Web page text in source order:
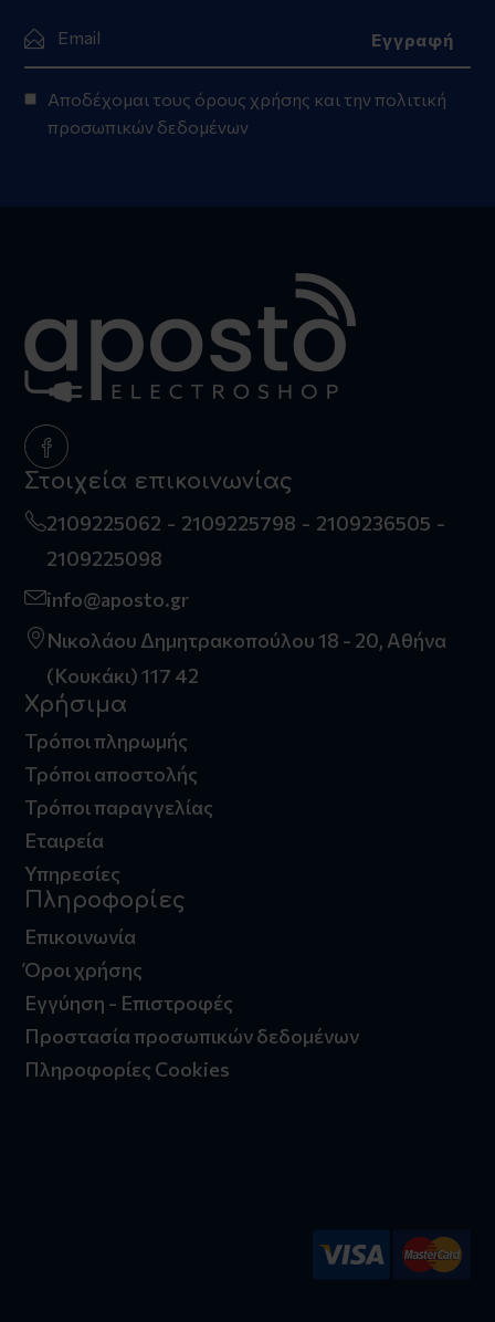
Αποδέχομαι τους όρους χρήσης και την πολιτική
προσωπικών δεδομένων
Στοιχεία επικοινωνίας
2109225062 2109225798
2109236505
2109225098
info@aposto.gr
Νικολάου Δημητρακοπούλου 18 - 20, Αθήνα
(Κουκάκι) 117 42
Χρήσιμα
Τρόποι πληρωμής
Τρόποι αποστολής
Τρόποι παραγγελίας
Εταιρεία
Υπηρεσίες
Πληροφορίες
Επικοινωνία
Όροι χρήσης
Εγγύηση - Επιστροφές
Προστασία προσωπικών δεδομένων
Πληροφορίες Cookies